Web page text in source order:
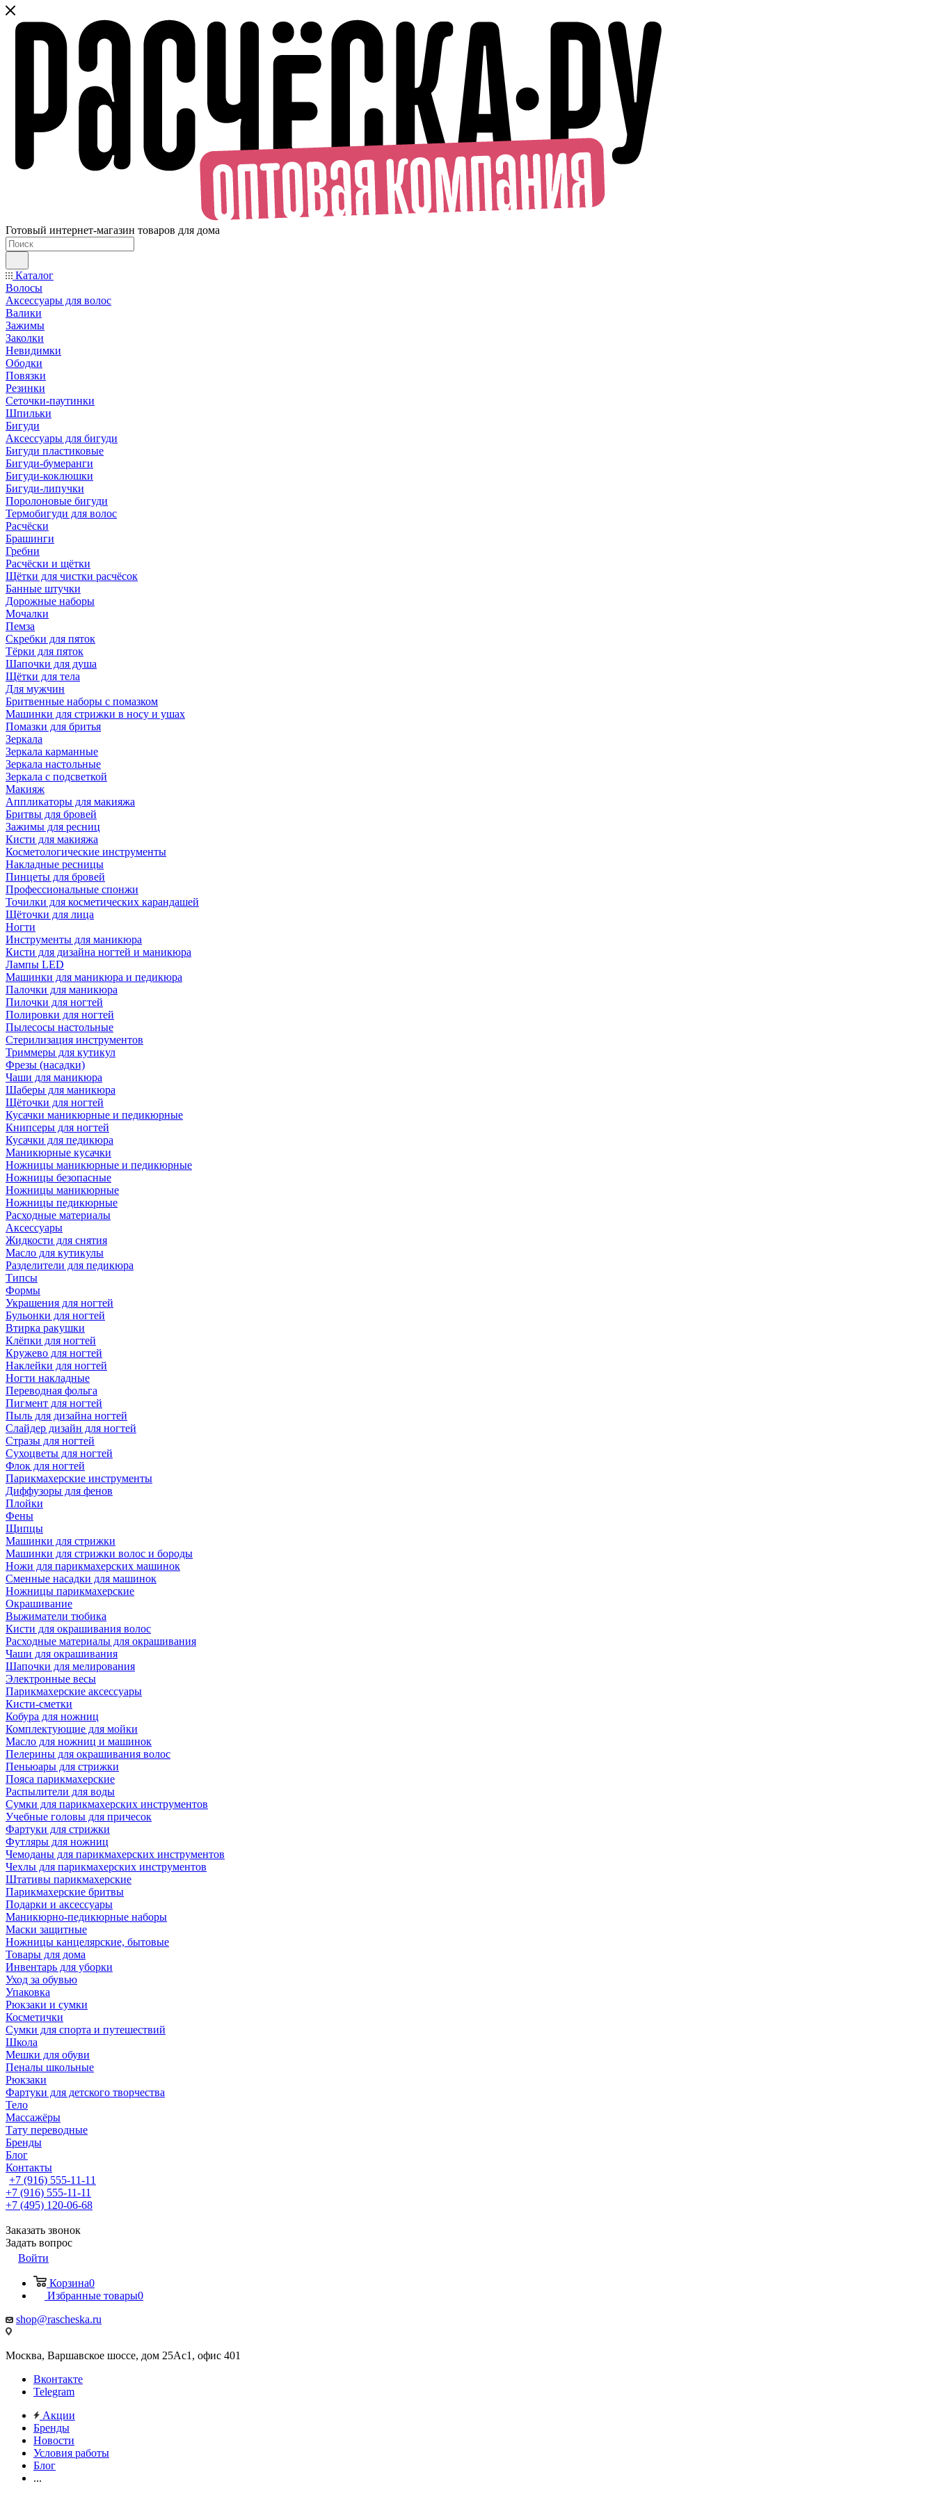
Готовый интернет-магазин товаров для дома
Каталог
Волосы
Аксессуары для волос
Валики
Зажимы
Заколки
Невидимки
Ободки
Повязки
Резинки
Сеточки-паутинки
Шпильки
Бигуди
Аксессуары для бигуди
Бигуди пластиковые
Бигуди-бумеранги
Бигуди-коклюшки
Бигуди-липучки
Поролоновые бигуди
Термобигуди для волос
Расчёски
Брашинги
Гребни
Расчёски и щётки
Щётки для чистки расчёсок
Банные штучки
Дорожные наборы
Мочалки
Пемза
Скребки для пяток
Тёрки для пяток
Шапочки для душа
Щётки для тела
Для мужчин
Бритвенные наборы с помазком
Машинки для стрижки в носу и ушах
Помазки для бритья
Зеркала
Зеркала карманные
Зеркала настольные
Зеркала с подсветкой
Макияж
Аппликаторы для макияжа
Бритвы для бровей
Зажимы для ресниц
Кисти для макияжа
Косметологические инструменты
Накладные ресницы
Пинцеты для бровей
Профессиональные спонжи
Точилки для косметических карандашей
Щёточки для лица
Ногти
Инструменты для маникюра
Кисти для дизайна ногтей и маникюра
Лампы LED
Машинки для маникюра и педикюра
Палочки для маникюра
Пилочки для ногтей
Полировки для ногтей
Пылесосы настольные
Стерилизация инструментов
Триммеры для кутикул
Фрезы (насадки)
Чаши для маникюра
Шаберы для маникюра
Щёточки для ногтей
Кусачки маникюрные и педикюрные
Книпсеры для ногтей
Кусачки для педикюра
Маникюрные кусачки
Ножницы маникюрные и педикюрные
Ножницы безопасные
Ножницы маникюрные
Ножницы педикюрные
Расходные материалы
Аксессуары
Жидкости для снятия
Масло для кутикулы
Разделители для педикюра
Типсы
Формы
Украшения для ногтей
Бульонки для ногтей
Втирка ракушки
Клёпки для ногтей
Кружево для ногтей
Наклейки для ногтей
Ногти накладные
Переводная фольга
Пигмент для ногтей
Пыль для дизайна ногтей
Слайдер дизайн для ногтей
Стразы для ногтей
Сухоцветы для ногтей
Флок для ногтей
Парикмахерские инструменты
Диффузоры для фенов
Плойки
Фены
Щипцы
Машинки для стрижки
Машинки для стрижки волос и бороды
Ножи для парикмахерских машинок
Сменные насадки для машинок
Ножницы парикмахерские
Окрашивание
Выжиматели тюбика
Кисти для окрашивания волос
Расходные материалы для окрашивания
Чаши для окрашивания
Шапочки для мелирования
Электронные весы
Парикмахерские аксессуары
Кисти-сметки
Кобура для ножниц
Комплектующие для мойки
Масло для ножниц и машинок
Пелерины для окрашивания волос
Пеньюары для стрижки
Пояса парикмахерские
Распылители для воды
Сумки для парикмахерских инструментов
Учебные головы для причесок
Фартуки для стрижки
Футляры для ножниц
Чемоданы для парикмахерских инструментов
Чехлы для парикмахерских инструментов
Штативы парикмахерские
Парикмахерские бритвы
Подарки и аксессуары
Маникюрно-педикюрные наборы
Маски защитные
Ножницы канцелярские, бытовые
Товары для дома
Инвентарь для уборки
Уход за обувью
Упаковка
Рюкзаки и сумки
Косметички
Сумки для спорта и путешествий
Школа
Мешки для обуви
Пеналы школьные
Рюкзаки
Фартуки для детского творчества
Тело
Массажёры
Тату переводные
Бренды
Блог
Контакты
+7 (916) 555-11-11
+7 (916) 555-11-11
+7 (495) 120-06-68
Заказать звонок
Задать вопрос
Войти
Корзина0
Избранные товары0
shop@rascheska.ru
Москва, Варшавское шоссе, дом 25Аc1, офис 401
Вконтакте
Telegram
Акции
Бренды
Новости
Условия работы
Блог
...